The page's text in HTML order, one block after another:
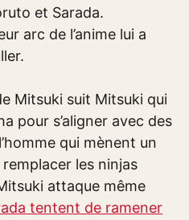
et Sarada.
arc de l’anime lui a
Mitsuki suit Mitsuki qui
pour s’aligner avec des
qui mènent un
les ninjas
attaque même
tentent de ramener